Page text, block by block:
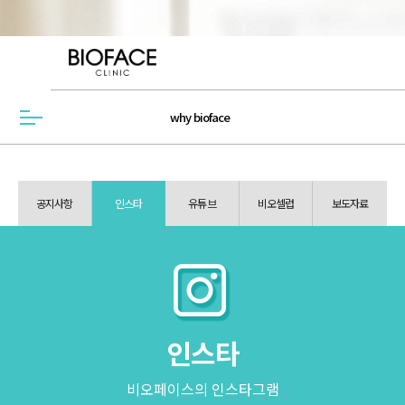
메뉴열기 why bioface
공지사항 인스타 유튜브 비오셀럽 보도자료
인스타
비오페이스의 인스타그램